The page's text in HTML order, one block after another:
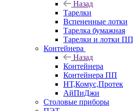
Назад
Тарелки
Вспененные лотки
Тарелка бумажная
Тарелки и лотки
Контейнера
Назад
Контейнера
Контейнера ПП
НТ,Комус,Протек
АйПиДжи
Столовые приборы